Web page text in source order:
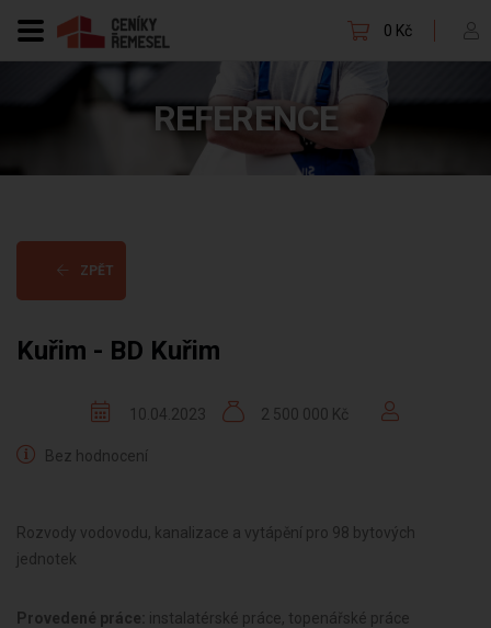
0 Kč
REFERENCE
ZPĚT
Kuřim - BD Kuřim
10.04.2023 2 500 000 Kč
Bez hodnocení
Rozvody vodovodu, kanalizace a vytápění pro 98 bytových
jednotek
Provedené práce: instalatérské práce, topenářské práce